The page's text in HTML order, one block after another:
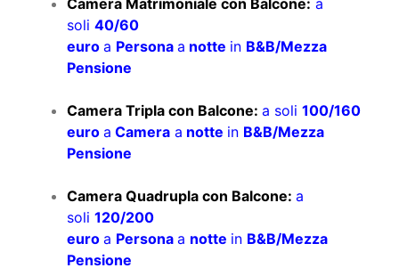
soli40/60
euroaPersona
Pensione
euroaCameraanotteinB&B/Mezza
Pensione
soli120/200
euroaPersona
Pensione